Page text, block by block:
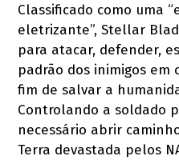
Classificado como uma
eletrizante”, Stellar
para atacar, defender,
padrão dos inimigos em
fim de salvar a
Controlando a soldado
necessário abrir
Terra devastada pelos